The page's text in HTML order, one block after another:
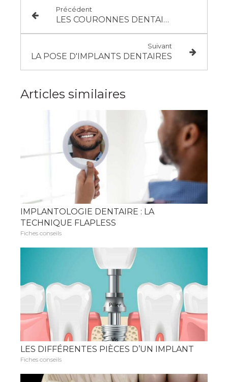
Précédent
LES COURONNES DENTAIRES
Suivant
LA POSE D'IMPLANTS DENTAIRES
Articles similaires
IMPLANTOLOGIE DENTAIRE : LA
TECHNIQUE FLAPLESS
Fiches conseils
LES DIFFÉRENTES PIÈCES D’UN IMPLANT
Fiches conseils